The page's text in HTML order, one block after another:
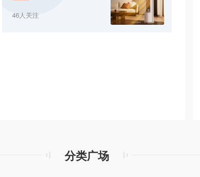
46人关注
分类广场